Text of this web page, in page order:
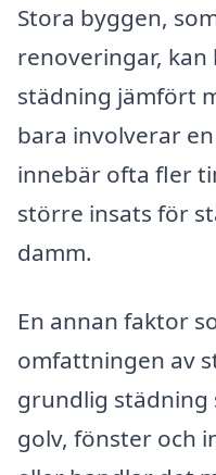
Stora byggen,
renoveringar,
städning jämfört
bara involverar
innebär ofta fler
större insats för
damm.
En annan faktor
omfattningen av
grundlig städning
golv, fönster och